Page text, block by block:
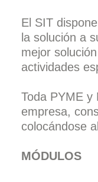
El SIT
la solución a
mejor
actividades
Toda PYME y
empresa,
colocándose
MÓDULOS